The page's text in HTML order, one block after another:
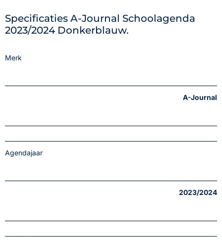
Specificaties A-Journal Schoolagenda
2023/2024 Donkerblauw.
Merk
A-Journal
Agendajaar
2023/2024